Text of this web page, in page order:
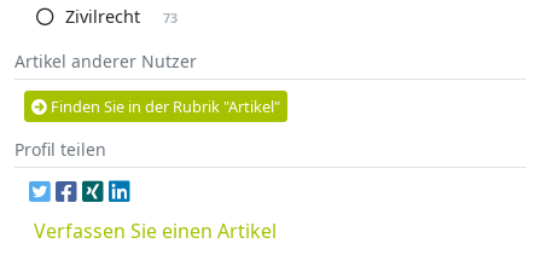
Zivilrecht 73
Artikel anderer Nutzer
Finden Sie in der Rubrik "Artikel"
Profil teilen
Verfassen Sie einen Artikel